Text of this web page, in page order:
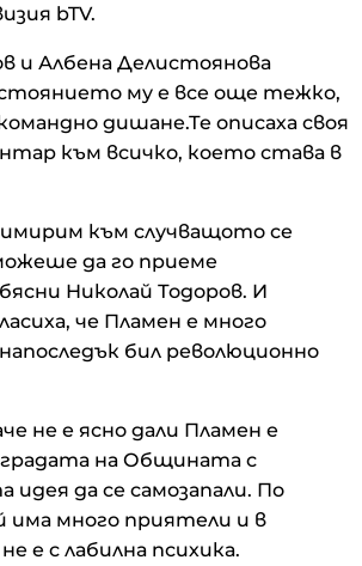
bTV.
и Албена Делистоянова
му е все още тежко,
дишане.Те описаха своя
към всичко, което става в
към случващото се
да го приеме
Николай Тодоров. И
че Пламен е много
бил революционно
не е ясно дали Пламен е
на Общината с
идея да се самозапали. По
много приятели и в
е с лабилна психика.